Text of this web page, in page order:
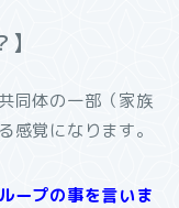
同体の一部（家族
感覚になります。
ープの事を言いま